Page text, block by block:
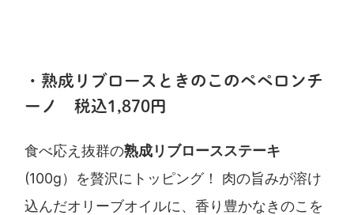
・熟成リブロースときのこのペペロンチ
ーノ 税込1,870円
食べ応え抜群の熟成リブロースステーキ
(100g）を贅沢にトッピング！ 肉の旨みが溶け
込んだオリーブオイルに、香り豊かなきのこを